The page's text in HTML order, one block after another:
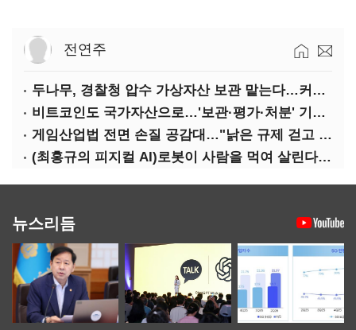
전연주
두나무, 경찰청 압수 가상자산 보관 맡는다…커스터디 사업 최종 낙찰
비트코인도 국가자산으로…'보관·평가·처분' 기준은 숙제
게임산업법 전면 손질 공감대…"낡은 규제 걷고 안전장치 촘촘히 해야"
(최홍규의 피지컬 AI)로봇이 사람을 먹여 살린다, 그런데 언제 먹여야 할지는 모른다
뉴스리듬